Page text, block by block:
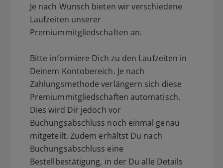
Je nach Wunsch bieten wir verschiedene
Laufzeiten unserer
Premiummitgliedschaften an.
Bitte informiere Dich zu den Laufzeiten in
Deinem Kontobereich. Je nach
Zahlungsmethode verlängern sich diese
Premiummitgliedschaften automatisch.
Dies wird Dir jedoch vor
Buchungsabschluss noch einmal genau
mitgeteilt. Zudem erhältst Du nach
Buchungsabschluss eine
Bestellbestätigung, in der Du alle Details